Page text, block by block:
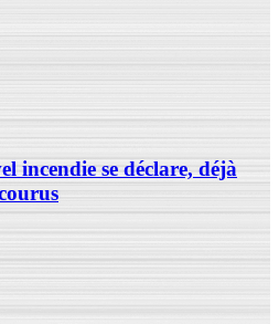
incendie se déclare, déjà